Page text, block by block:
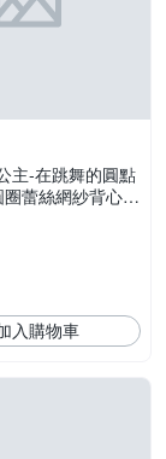
主-在跳舞的圓點
蕾絲網紗背心洋
入購物車